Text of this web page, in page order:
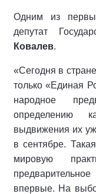
Одним из
депутат
Ковалев.
«Сегодня в
только «Единая
народное
определению
выдвижения их
в сентябре.
мировую
впервые. На